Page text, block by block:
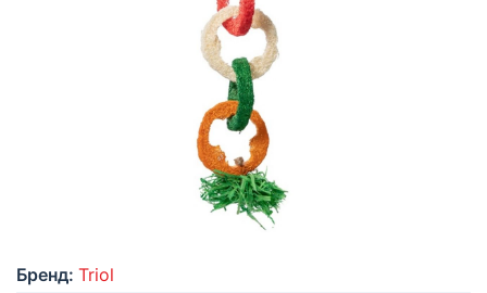
Бренд: Triol